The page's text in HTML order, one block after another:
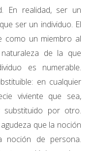
En realidad, ser un
ser un individuo. El
como un miembro al
de la que
es numerable.
en cualquier
viviente que sea,
substituido por otro.
que la noción
noción de persona.